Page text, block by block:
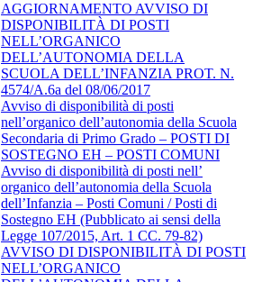
AGGIORNAMENTO AVVISO DI
DISPONIBILITÀ DI POSTI
NELL’ORGANICO
DELL’AUTONOMIA DELLA
SCUOLA DELL’INFANZIA PROT. N.
4574/A.6a del 08/06/2017
Avviso di disponibilità di posti
nell’organico dell’autonomia della Scuola
Secondaria di Primo Grado – POSTI DI
SOSTEGNO EH – POSTI COMUNI
Avviso di disponibilità di posti nell’
organico dell’autonomia della Scuola
dell’Infanzia – Posti Comuni / Posti di
Sostegno EH (Pubblicato ai sensi della
Legge 107/2015, Art. 1 CC. 79-82)
AVVISO DI DISPONIBILITÀ DI POSTI
NELL’ORGANICO